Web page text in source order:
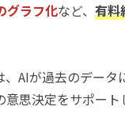
グラフ化など、 有料
AIが過去のデー
思決定をサポート